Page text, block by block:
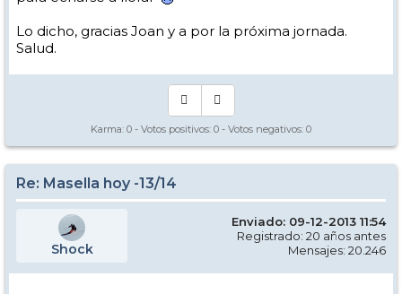
Lo dicho, gracias Joan y a por la próxima jornada.
Salud.
Karma: 0 - Votos positivos: 0 - Votos negativos: 0
Re: Masella hoy -13/14
Shock
Enviado: 09-12-2013 11:54
Registrado: 20 años antes
Mensajes: 20.246